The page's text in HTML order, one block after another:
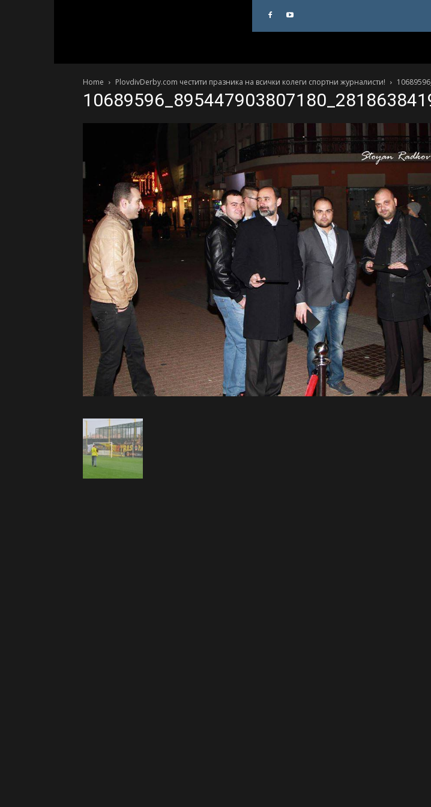
Home PlovdivDerby.com честити празника на всички колеги спортни журналисти!